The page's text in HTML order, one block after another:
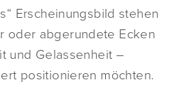
Erscheinungsbild stehen
oder abgerundete Ecken
und Gelassenheit –
positionieren möchten.